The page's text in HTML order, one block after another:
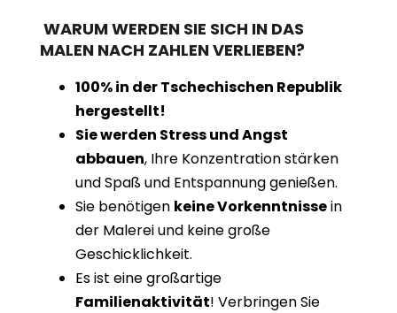
WARUM WERDEN SIE SICH IN DAS
MALEN NACH ZAHLEN VERLIEBEN?
100% in der Tschechischen Republik
hergestellt!
Sie werden Stress und Angst
abbauen, Ihre Konzentration stärken
und Spaß und Entspannung genießen.
Sie benötigen keine Vorkenntnissein
der Malerei und keine große
Geschicklichkeit.
Es ist eine großartige
Familienaktivität! Verbringen Sie